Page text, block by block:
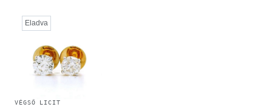
Eladva
VÉGSŐ LICIT